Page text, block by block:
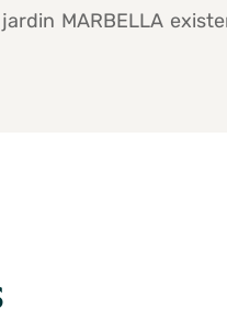
MARBELLA